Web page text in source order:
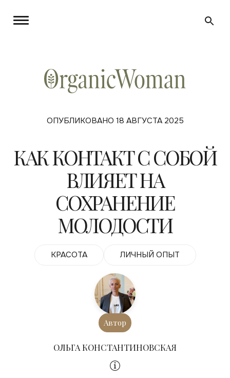
ОПУБЛИКОВАНО 18 АВГУСТА 2025
КАК КОНТАКТ С СОБОЙ
ВЛИЯЕТ НА
СОХРАНЕНИЕ
МОЛОДОСТИ
КРАСОТА ЛИЧНЫЙ ОПЫТ
Автор
ОЛЬГА КОНСТАНТИНОВСКАЯ